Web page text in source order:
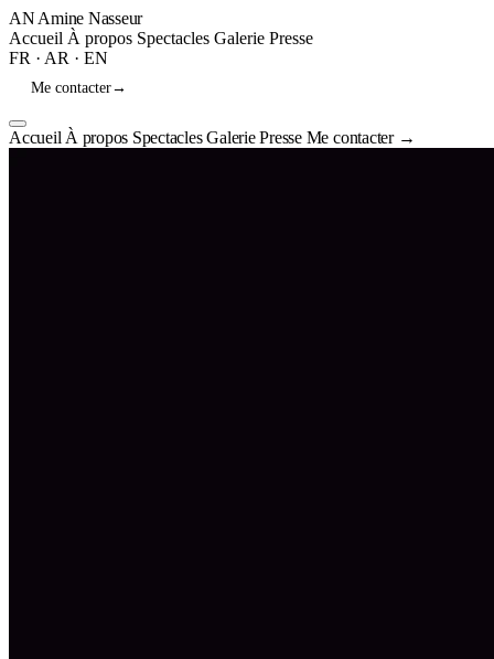
AN Amine Nasseur
Accueil À propos Spectacles Galerie Presse
FR · AR · EN
Me contacter→
Accueil À propos SpectaclesGaleriePresse Me contacter →